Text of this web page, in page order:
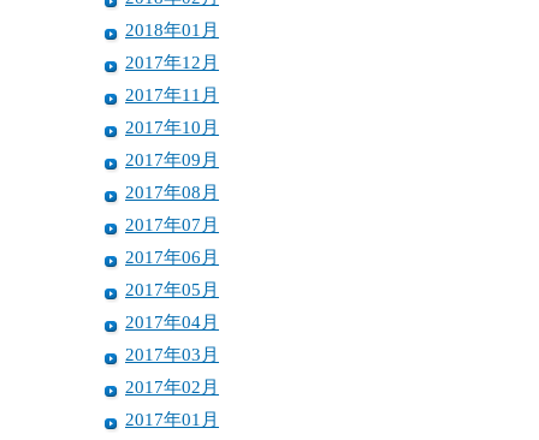
2018年01月
2017年12月
2017年11月
2017年10月
2017年09月
2017年08月
2017年07月
2017年06月
2017年05月
2017年04月
2017年03月
2017年02月
2017年01月